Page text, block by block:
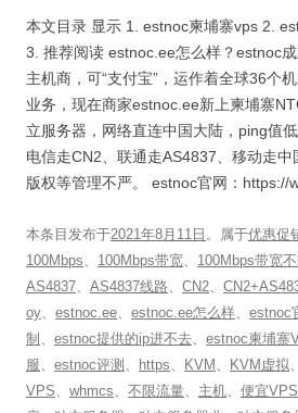
本文目录 显示 1. estnoc柬埔寨vps 2.
3. 推荐阅读 estnoc.ee怎么样？estnoc
主机商，可“支付宝”，运作着全球36个
业务，现在商家estnoc.ee新上柬埔寨
立服务器，网络直连中国大陆，ping值
电信走CN2、联通走AS4837、移动走
版权等管理不严。 estnoc官网：https://
本条目发布于2021年8月11日 。属于优惠促
100Mbps、 100Mbps带宽、 100Mbps带宽
AS4837、 AS4837线路、 CN2、
oy、 estnoc.ee、 estnoc.ee怎么样、 estnoc
制 、 estnoc提供的ip进不去、 estnoc柬埔寨
服、 estnoc评测 、 https、 KVM 、 KVM虚拟、
VPS、 whmcs、 不限流量、 主机、 便宜VPS